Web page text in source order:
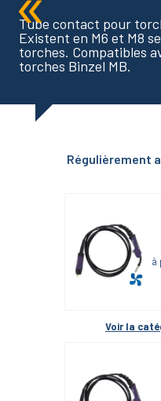
Tube contact pour
Existent en M6 et M8
torches. Compatibles
torches Binzel MB.
Régulièrement
à
Voir la